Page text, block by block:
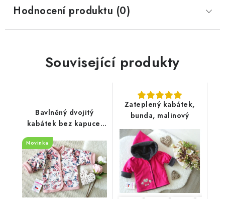
Hodnocení produktu (0)
Související produkty
Bavlněný dvojitý
kabátek bez kapuce,
Novinka
Zateplený kabátek,
bunda, malinový